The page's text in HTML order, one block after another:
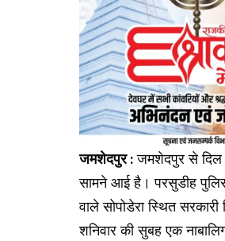
जमशेदपुर :जमशेदपुर से दिल
सामने आई है। परसुडीह
वाले सोपोडेरा स्थित
शनिवार की सुबह एक